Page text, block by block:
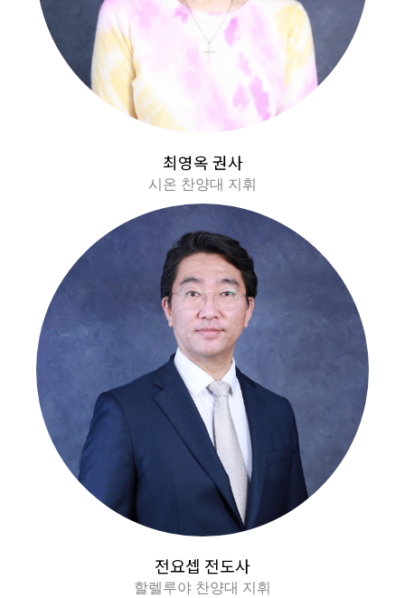
최영옥 권사
시온 찬양대 지휘
전요셉 전도사
할렐루야 찬양대 지휘